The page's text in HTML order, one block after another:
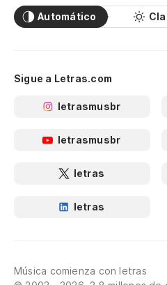
Automático
Sigue a Letras.com
letrasmusbr
letrasmusbr
letras
letras
Música comienza con letras